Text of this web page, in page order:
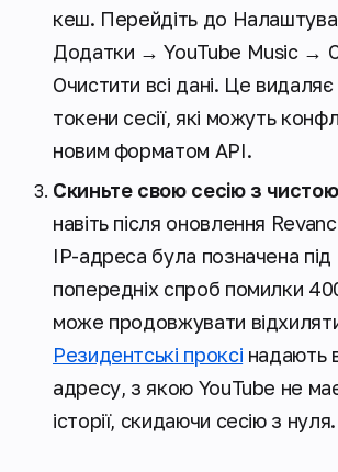
кеш. Перейдіть до
Додатки → YouTube Music →
Очистити всі дані. Це видаляє
токени сесії, які можуть
новим форматом API.
Скиньте свою сесію з
навіть після оновлення
IP-адреса була позначена під
попередніх спроб помилки
може продовжувати
Резидентські проксі надають
адресу, з якою YouTube не
історії, скидаючи сесію з нуля.